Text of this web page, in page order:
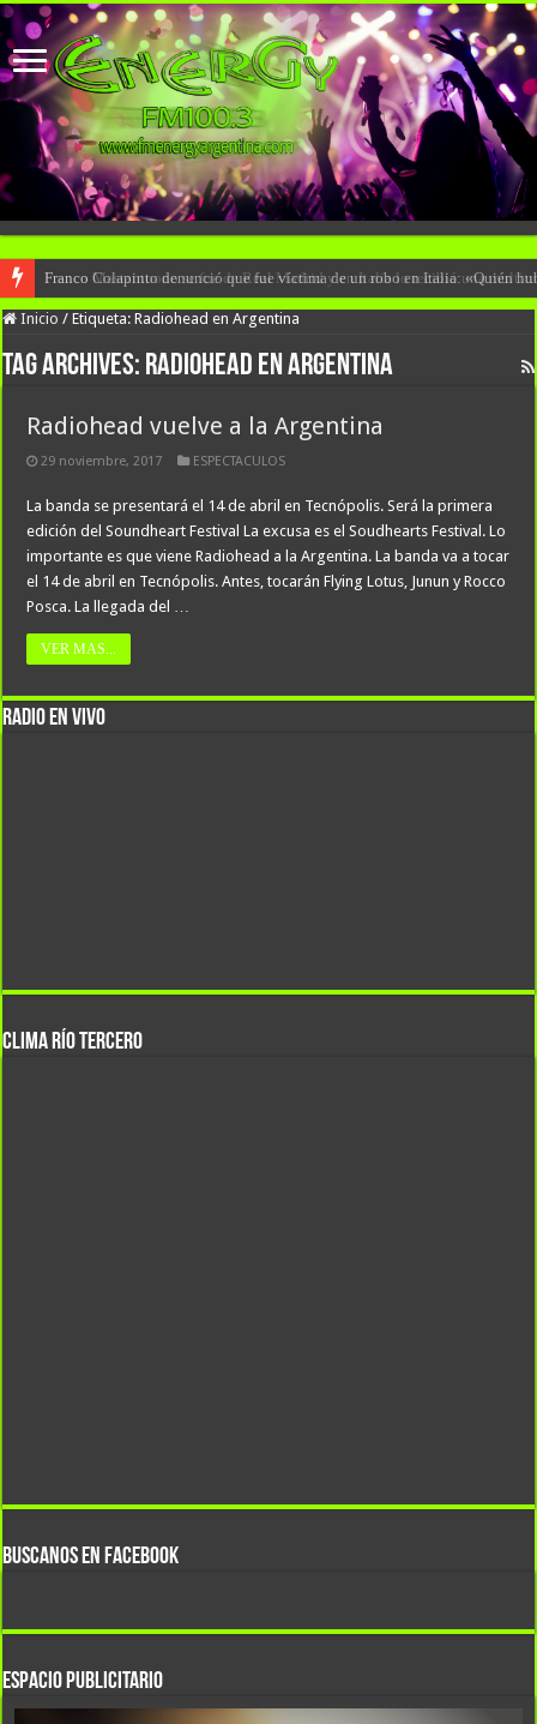
Franco Colapinto denunció que fue víctima de un robo en Italia: «Quién
Inicio / Etiqueta:Radiohead en Argentina
Tag Archives: Radiohead en Argentina
Radiohead vuelve a la Argentina
29 noviembre, 2017 ESPECTACULOS
La banda se presentará el 14 de abril en Tecnópolis. Será la primera
edición del Soundheart Festival La excusa es el Soudhearts Festival. Lo
importante es que viene Radiohead a la Argentina. La banda va a tocar
el 14 de abril en Tecnópolis. Antes, tocarán Flying Lotus, Junun y Rocco
Posca. La llegada del …
VER MAS...
RADIO EN VIVO
CLIMA Río Tercero
BUSCANOS EN FACEBOOK
ESPACIO PUBLICITARIO